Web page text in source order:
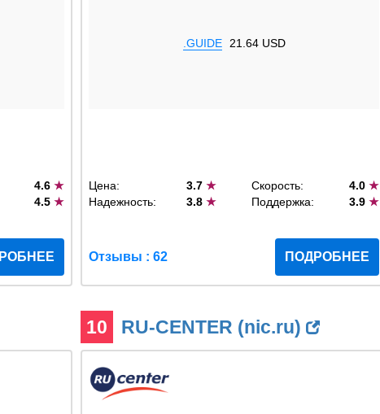
4.6 ★
4.5 ★
.GUIDE 21.64 USD
Цена: 3.7★ Скорость: 4.0 ★
Надежность:
3.8★ Поддержка: 3.9 ★
Отзывы : 62 ПОДРОБНЕЕ
10 RU-CENTER (nic.ru)